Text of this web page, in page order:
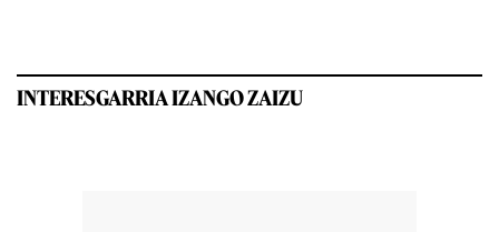
INTERESGARRIA IZANGO ZAIZU